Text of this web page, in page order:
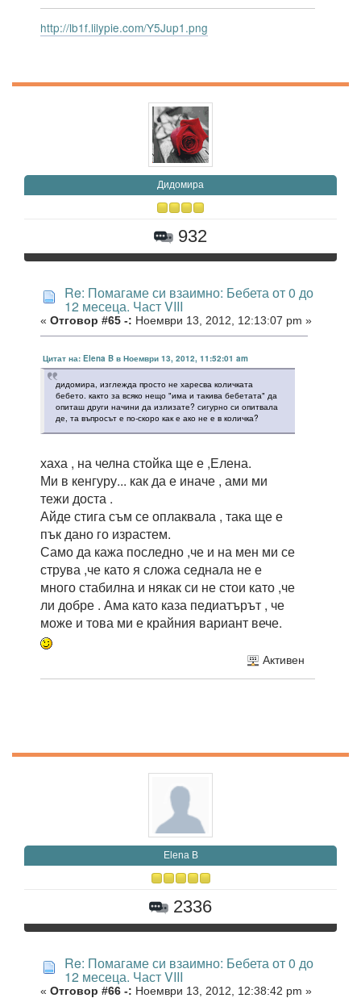
http://lb1f.lilypie.com/Y5Jup1.png
Дидомира
932
Re: Помагаме си взаимно: Бебета от 0 до
12 месеца. Част VIII
« Отговор #65 -: Ноември 13, 2012, 12:13:07 pm »
Цитат на: Elena B в Ноември 13, 2012, 11:52:01 am
дидомира, изглежда просто не харесва количката
бебето. както за всяко нещо "има и такива бебетата" да
опиташ други начини да излизате? сигурно си опитвала
де, та въпросът е по-скоро как е ако не е в количка?
хаха , на челна стойка ще е ,Елена.
Ми в кенгуру... как да е иначе , ами ми
тежи доста .
Айде стига съм се оплаквала , така ще е
пък дано го израстем.
Само да кажа последно ,че и на мен ми се
струва ,че като я сложа седнала не е
много стабилна и някак си не стои като ,че
ли добре . Ама като каза педиатърът , че
може и това ми е крайния вариант вече.
Активен
Elena B
2336
Re: Помагаме си взаимно: Бебета от 0 до
12 месеца. Част VIII
« Отговор #66 -: Ноември 13, 2012, 12:38:42 pm »